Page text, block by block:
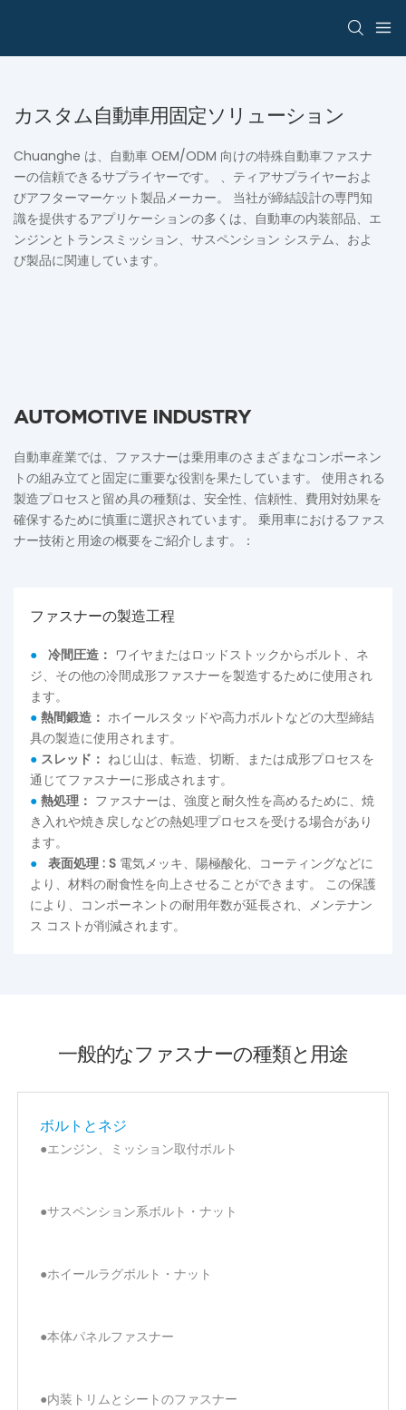
カスタム自動車用固定ソリューション
Chuanghe は、自動車 OEM/ODM 向けの特殊自動車ファスナ
ーの信頼できるサプライヤーです。 、ティアサプライヤーおよ
びアフターマーケット製品メーカー。 当社が締結設計の専門知
識を提供するアプリケーションの多くは、自動車の内装部品、エ
ンジンとトランスミッション、サスペンション システム、およ
び製品に関連しています。
AUTOMOTIVE INDUSTRY
自動車産業では、ファスナーは乗用車のさまざまなコンポーネン
トの組み立てと固定に重要な役割を果たしています。 使用される
製造プロセスと留め具の種類は、安全性、信頼性、費用対効果を
確保するために慎重に選択されています。 乗用車におけるファス
ナー技術と用途の概要をご紹介します。：
ファスナーの製造工程
● 冷間圧造： ワイヤまたはロッドストックからボルト、ネ
ジ、その他の冷間成形ファスナーを製造するために使用され
ます。
● 熱間鍛造： ホイールスタッドや高力ボルトなどの大型締結
具の製造に使用されます。
● スレッド： ねじ山は、転造、切断、または成形プロセスを
通じてファスナーに形成されます。
● 熱処理： ファスナーは、強度と耐久性を高めるために、焼
き入れや焼き戻しなどの熱処理プロセスを受ける場合があり
ます。
● 表面処理 : S 電気メッキ、陽極酸化、コーティングなどに
より、材料の耐食性を向上させることができます。 この保護
により、コンポーネントの耐用年数が延長され、メンテナン
ス コストが削減されます。
一般的なファスナーの種類と用途
ボルトとネジ
●エンジン、ミッション取付ボルト
●サスペンション系ボルト・ナット
●ホイールラグボルト・ナット
●本体パネルファスナー
●内装トリムとシートのファスナー